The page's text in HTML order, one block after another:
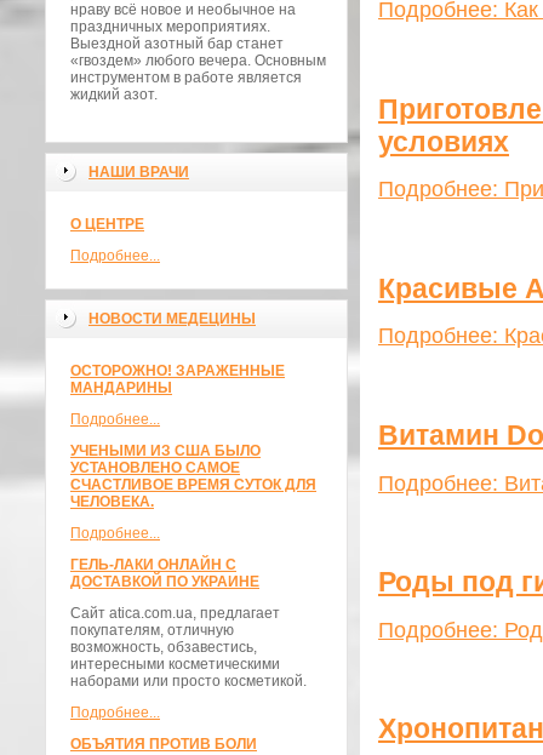
нраву всё новое и необычное на
праздничных мероприятиях.
Выездной азотный бар станет
«гвоздем» любого вечера. Основным
инструментом в работе является
жидкий азот.
НАШИ ВРАЧИ
О ЦЕНТРЕ
Подробнее...
НОВОСТИ МЕДЕЦИНЫ
ОСТОРОЖНО! ЗАРАЖЕННЫЕ
МАНДАРИНЫ
Подробнее...
УЧЕНЫМИ ИЗ США БЫЛО
УСТАНОВЛЕНО САМОЕ
СЧАСТЛИВОЕ ВРЕМЯ СУТОК ДЛЯ
ЧЕЛОВЕКА.
Подробнее...
ГЕЛЬ-ЛАКИ ОНЛАЙН С
ДОСТАВКОЙ ПО УКРАИНЕ
Сайт atica.com.ua, предлагает
покупателям, отличную
возможность, обзавестись,
интересными косметическими
наборами или просто косметикой.
Подробнее...
ОБЪЯТИЯ ПРОТИВ БОЛИ
Подробнее:
условиях
Подробнее:
Красивые
Подробнее:
Витамин
Подробнее:
Роды под
Подробнее: